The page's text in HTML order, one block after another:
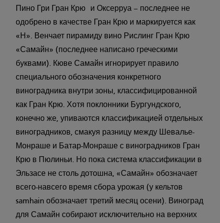
Пино Гри Гран Крю и Оксерруа – последнее не
одобрено в качестве Гран Крю и маркируется как
«Н». Венчает пирамиду вино Рислинг Гран Крю
«Самайн» (последнее написано греческими
буквами). Кюве Самайн игнорирует правило
специального обозначения конкретного
виноградника внутри зоны, классифицированной
как Гран Крю. Хотя поклонники Бургундского,
конечно же, упиваются классификацией отдельных
виноградников, смакуя разницу между Шевалье-
Монраше и Батар-Монраше с виноградников Гран
Крю в Пюлиньи. Но пока система классификации в
Эльзасе не столь дотошна, «Самайн» обозначает
всего-навсего время сбора урожая (у кельтов
samhain обозначает третий месяц осени). Виноград
для Самайн собирают исключительно на верхних